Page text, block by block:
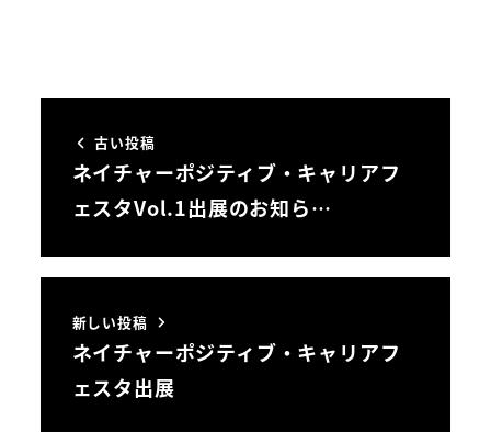
古い投稿
ネイチャーポジティブ・キャリアフ
ェスタVol.1出展のお知ら…
新しい投稿
ネイチャーポジティブ・キャリアフ
ェスタ出展